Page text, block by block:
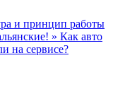
и принцип работы
» Как авто
на сервисе?